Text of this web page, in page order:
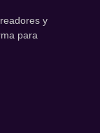
y
para